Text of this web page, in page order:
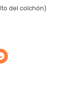
del colchón)